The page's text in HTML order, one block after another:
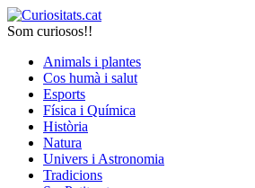
Som curiosos!!
Animals i plantes
Cos humà i salut
Esports
Física i Química
Història
Natura
Univers i Astronomia
Tradicions